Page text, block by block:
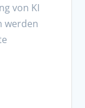
von KI
werden